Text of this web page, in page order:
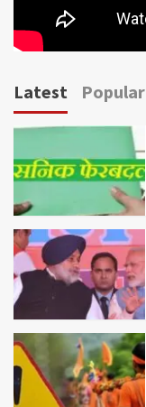
Latest Popular